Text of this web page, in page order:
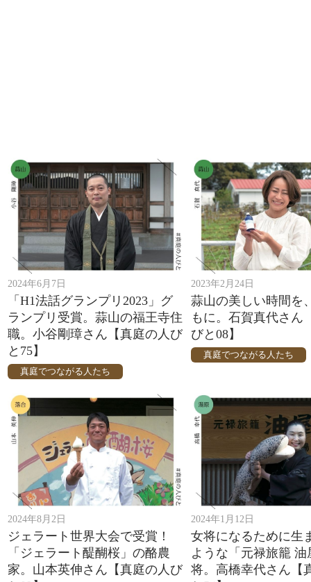
2024年6月7日
「H1法話グランプリ2023」グ
ランプリ受賞。蒜山の福王寺住
職。小谷剛璋さん【真庭の人び
と75】
真庭でつながる人たち
2023年2月24日
蒜山の美しい時間を
もに。石賀真代さん
びと08】
真庭でつながる人たち
2024年8月2日
ジェラート世界大会で受賞！
「ジェラート醍醐桜」の酪農
家。山本英伸さん【真庭の人び
2024年1月12日
女将になるために生
ような「元禄旅籠 油
将。高橋幸代さん【